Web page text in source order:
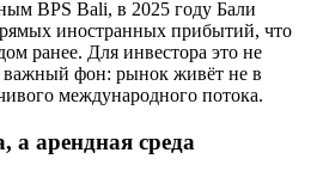
BPS Bali, в 2025 году Бали
иностранных прибытий, что
ранее. Для инвестора это не
важный фон: рынок живёт не в
международного потока.
а арендная среда